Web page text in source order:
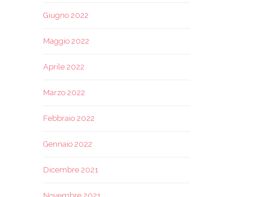
Giugno 2022
Maggio 2022
Aprile 2022
Marzo 2022
Febbraio 2022
Gennaio 2022
Dicembre 2021
Novembre 2021